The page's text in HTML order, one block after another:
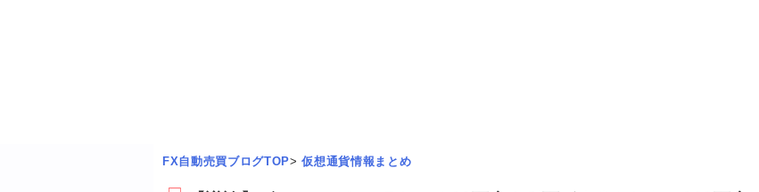
FX自動売買ブログTOP> 仮想通貨情報まとめ